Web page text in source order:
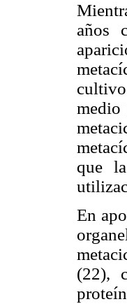
años
medio
que
En
(22),